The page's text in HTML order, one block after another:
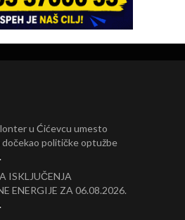
u Ćićevcu umesto
dočekao političke optužbe
ISKLJUČENJA
ENERGIJE ZA 06.08.2026.